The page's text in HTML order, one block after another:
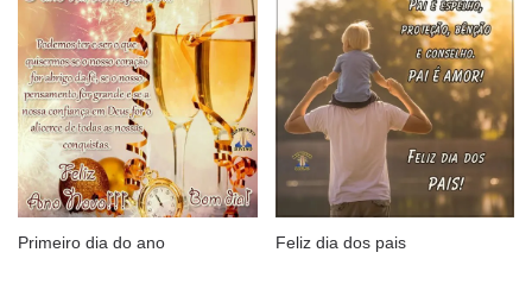
Primeiro dia do ano Feliz dia dos pais